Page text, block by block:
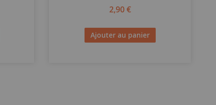
2,90 €
Ajouter au panier